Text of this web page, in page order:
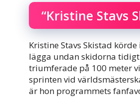
“Kristine Stavs
Kristine Stavs Skistad
lägga undan skidorna
triumferade på 100 meter
sprinten vid
är hon programmets